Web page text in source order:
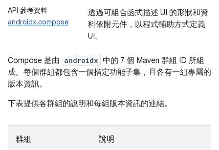
API 參考資料
androidx.compose
透過可組合函式描述 UI 的形狀和資
料依附元件，以程式輔助方式定義
UI。
Compose 是由 androidx 中的 7 個 Maven 群組 ID 所組
成。每個群組都包含一個指定功能子集，且各有一組專屬的
版本資訊。
下表提供各群組的說明和每組版本資訊的連結。
群組 說明